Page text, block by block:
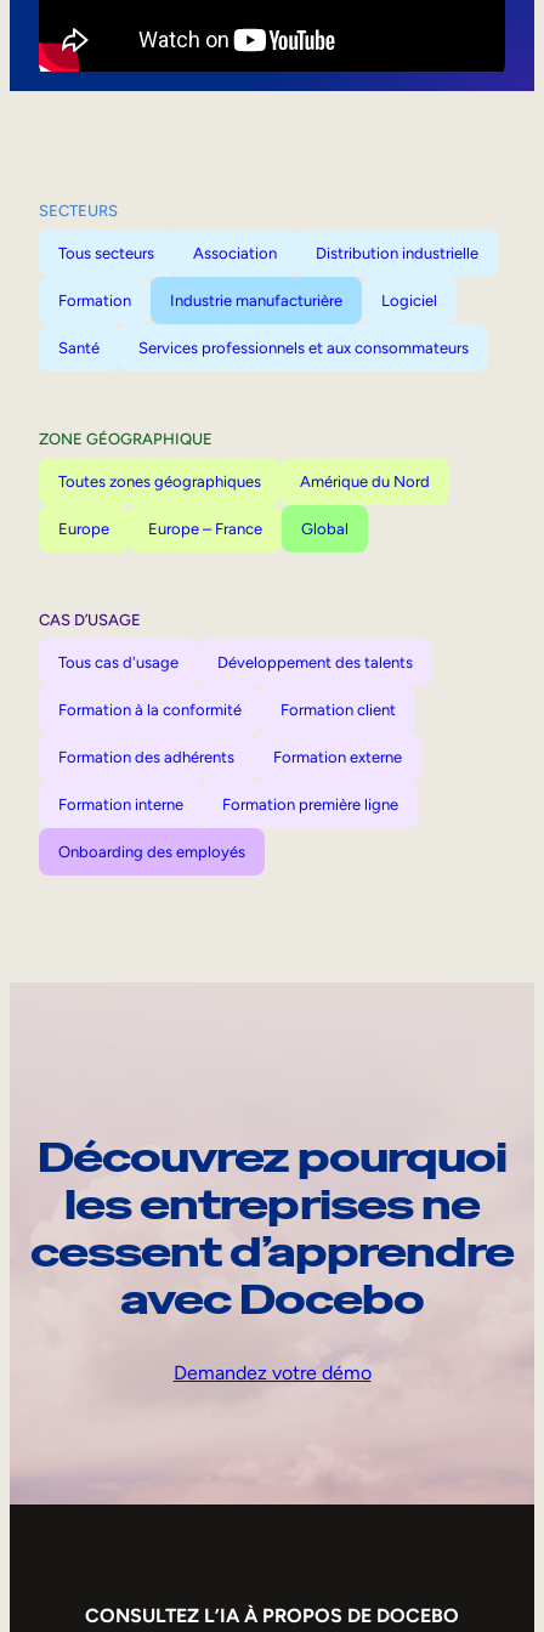
SECTEURS
Tous secteurs Association Distribution industrielle
Formation Industrie manufacturière Logiciel
Santé Services professionnels et aux consommateurs
ZONE GÉOGRAPHIQUE
Toutes zones géographiques Amérique du Nord
Europe Europe – France Global
CAS D’USAGE
Tous cas d'usage Développement des talents
Formation à la conformité Formation client
Formation des adhérents Formation externe
Formation interne Formation première ligne
Onboarding des employés
Découvrez pourquoi
les entreprises ne
cessent d’apprendre
avec Docebo
Demandez votre démo
CONSULTEZ L’IA À PROPOS DE DOCEBO